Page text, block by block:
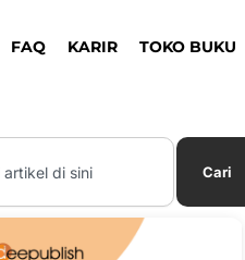
FAQ KARIR TOKO BUKU
Cari